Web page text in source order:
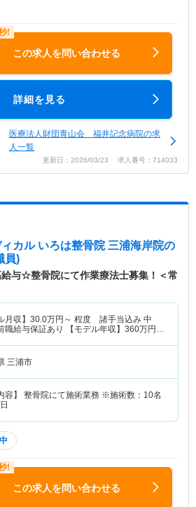
この求人を問い合わせる
詳細を見る
医療法人財団青山会 福井記念病院の求
人一覧
更新日：2026/03/23 求人番号：714033
カル いろは整骨院 三浦海岸院の
員)
給与☆整骨院にて作業療法士募集！＜常
月収】 30.0万円～ 程度 諸手当込み 中
給与保証あり 【モデル年収】 360万円～
三浦市
容】 整骨院にて施術業務 ※施術数：10名
この求人を問い合わせる